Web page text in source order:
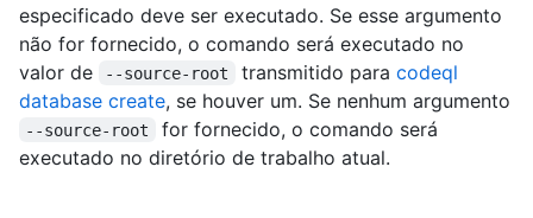
especificado deve ser executado. Se esse argumento
não for fornecido, o comando será executado no
valor de
--source-root transmitido para codeql
database create, se houver um. Se nenhum argumento
--source-root
for fornecido, o comando será
executado no diretório de trabalho atual.